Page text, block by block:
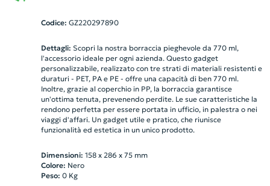
Codice: GZ220297890
Dettagli: Scopri la nostra borraccia pieghevole da 770 ml,
l'accessorio ideale per ogni azienda. Questo gadget
personalizzabile, realizzato con tre strati di materiali resistenti e
duraturi - PET, PA e PE - offre una capacità di ben 770 ml.
Inoltre, grazie al coperchio in PP, la borraccia garantisce
un'ottima tenuta, prevenendo perdite. Le sue caratteristiche la
rendono perfetta per essere portata in ufficio, in palestra o nei
viaggi d'affari. Un gadget utile e pratico, che riunisce
funzionalità ed estetica in un unico prodotto.
Dimensioni: 158 x 286 x 75 mm
Colore: Nero
Peso: 0Kg